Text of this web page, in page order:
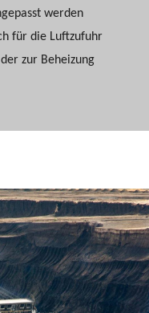
werden
für die Luftzufuhr
zur Beheizung